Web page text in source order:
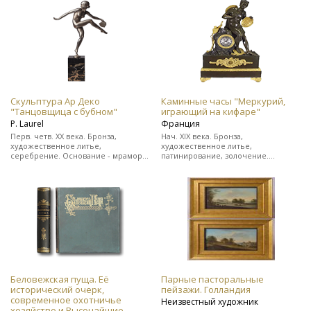
цельнокожаном переплете.
Скульптура Ар Деко
"Танцовщица с бубном"
Р. Laurel
Перв. четв. ХХ века. Бронза,
художественное литье,
серебрение. Основание - мрамор.
мастерской.
Каминные часы "Меркурий,
играющий на кифаре"
Франция
Нач. XIX века. Бронза,
художественное литье,
патинирование, золочение.
В прекрасном состоянии.
Беловежская пуща. Её
исторический очерк,
современное охотничье
Парные пасторальные
пейзажи. Голландия
Неизвестный художник